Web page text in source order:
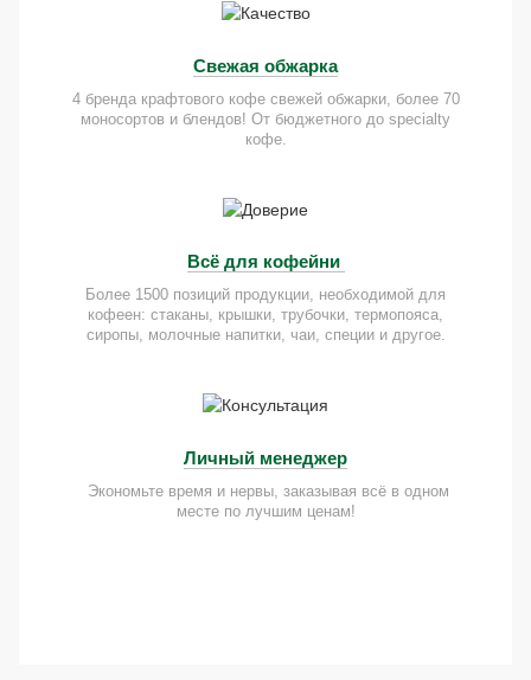
Свежая обжарка
4 бренда крафтового кофе свежей обжарки, более 70
моносортов и блендов! От бюджетного до specialty
кофе.
Всё для кофейни
Более 1500 позиций продукции, необходимой для
кофеен: стаканы, крышки, трубочки, термопояса,
сиропы, молочные напитки, чаи, специи и другое.
Личный менеджер
Экономьте время и нервы, заказывая всё в одном
месте по лучшим ценам!